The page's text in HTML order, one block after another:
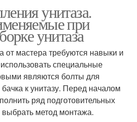
унитаза.
при
унитаза
от мастера требуются навыки и
специальные
являются болты для
к унитазу. Перед началом
ряд подготовительных
метод монтажа.